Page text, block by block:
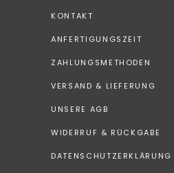
KONTAKT
ANFERTIGUNGSZEIT
ZAHLUNGSMETHODEN
VERSAND & LIEFERUNG
UNSERE AGB
WIDERRUF & RÜCKGABE
DATENSCHUTZERKLÄRUNG